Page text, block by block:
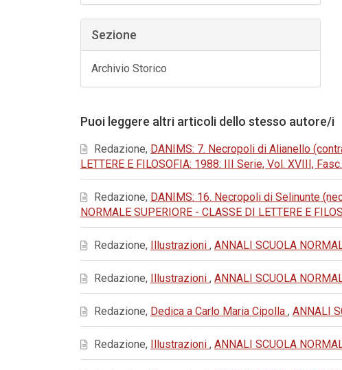
Sezione
Archivio Storico
Puoi leggere altri articoli dello stesso autore/i
Redazione, DANIMS: 7. Necropoli di Alianello
LETTERE E FILOSOFIA: 1988: III Serie, Vol. XVIII,
Redazione, DANIMS: 16. Necropoli di Selinunte
NORMALE SUPERIORE - CLASSE DI LETTERE E
Redazione, Illustrazioni , ANNALI SCUOLA
Redazione, Illustrazioni , ANNALI SCUOLA
Redazione, Dedica a Carlo Maria Cipolla , ANNALI
Redazione, Illustrazioni , ANNALI SCUOLA